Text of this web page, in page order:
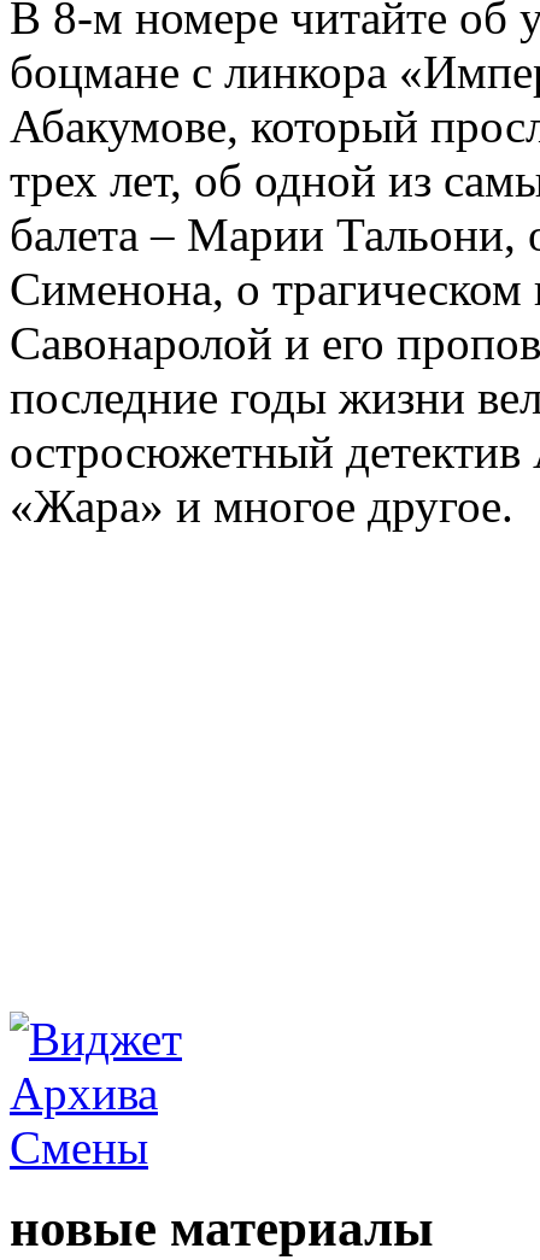
В 8-м номере читайте об
боцмане с линкора
Абакумове, который
трех лет, об одной из
балета – Марии
Сименона, о трагическом
Савонаролой и его
последние годы жизни
остросюжетный детектив
«Жара» и многое другое.
новые материалы